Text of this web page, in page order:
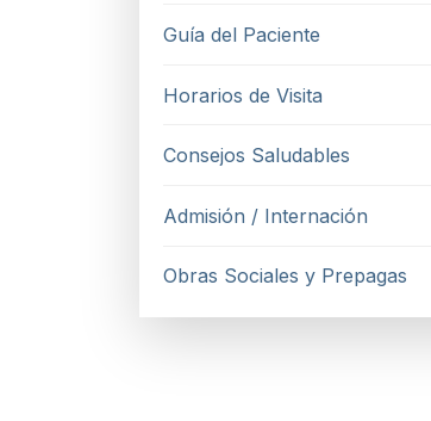
Guía del Paciente
Horarios de Visita
Consejos Saludables
Admisión / Internación
Obras Sociales y Prepagas